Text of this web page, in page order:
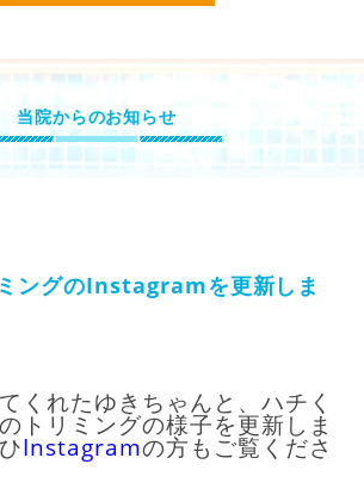
当院からのお知らせ
ングのInstagramを更新しま
くれたゆきちゃんと、ハチく
トリミングの様子を更新しま
Instagramの方もご覧くださ